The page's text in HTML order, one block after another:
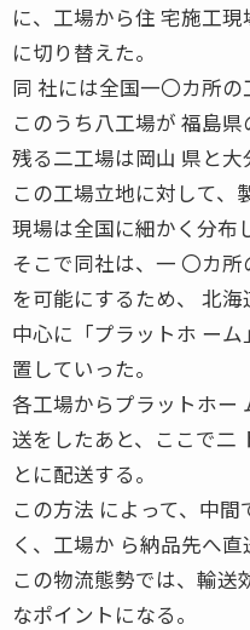
に、工場から住 宅施工
に切り替えた。
同 社には全国一〇カ所の
このうち八工場が 福島県
残る二工場は岡山 県と大
この工場立地に対して、
現場は全国に細かく分布
そこで同社は、一 〇カ
を可能にするため、 北
中心に「プラットホ ー
置していった。
各工場からプラットホー
送をしたあと、ここで二
とに配送する。
この方法 によって、中
く、工場か ら納品先へ直
この物流態勢では、輸送
なポイントになる。